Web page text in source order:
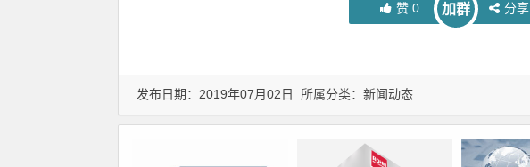
赞0 加群 分享
发布日期：2019年07月02日 所属分类： 新闻动态